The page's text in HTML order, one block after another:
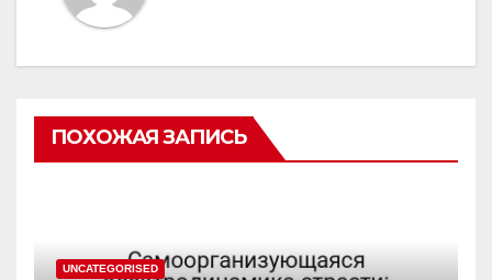
ПОХОЖАЯ ЗАПИСЬ
UNCATEGORISED